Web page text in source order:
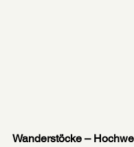
Wanderstöcke –